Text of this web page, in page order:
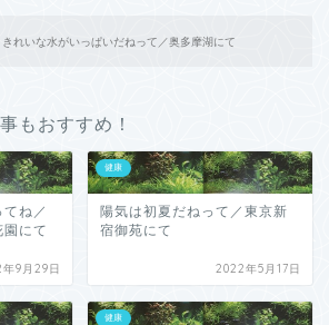
きれいな水がいっぱいだねって／奥多摩湖にて
もおすすめ！
ね／
にて
9月29日
健康
陽気は初夏だねって／東京新
宿御苑にて
2022年5月17日
健康